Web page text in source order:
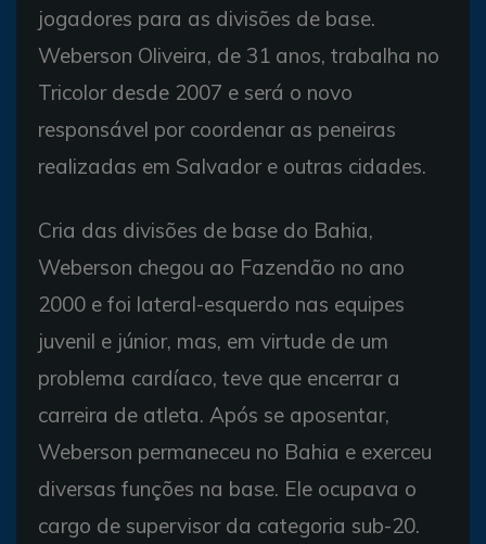
jogadores para as divisões de base.
Weberson Oliveira, de 31 anos, trabalha no
Tricolor desde 2007 e será o novo
responsável por coordenar as peneiras
realizadas em Salvador e outras cidades.
Cria das divisões de base do Bahia,
Weberson chegou ao Fazendão no ano
2000 e foi lateral-esquerdo nas equipes
juvenil e júnior, mas, em virtude de um
problema cardíaco, teve que encerrar a
carreira de atleta. Após se aposentar,
Weberson permaneceu no Bahia e exerceu
diversas funções na base. Ele ocupava o
cargo de supervisor da categoria sub-20.